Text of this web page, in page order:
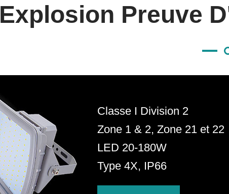
Explosion Preuve
Classe I Division 2
Zone 1 & 2, Zone 21 et 22
LED 20-180W
Type 4X, IP66